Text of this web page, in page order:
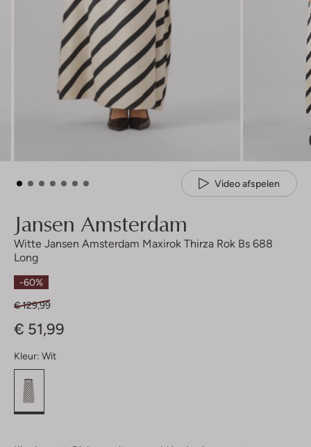
Video afspelen
Jansen Amsterdam
Witte Jansen Amsterdam Maxirok Thirza Rok Bs 688
Long
-60%
€ 129,99
€ 51,99
Kleur: Wit